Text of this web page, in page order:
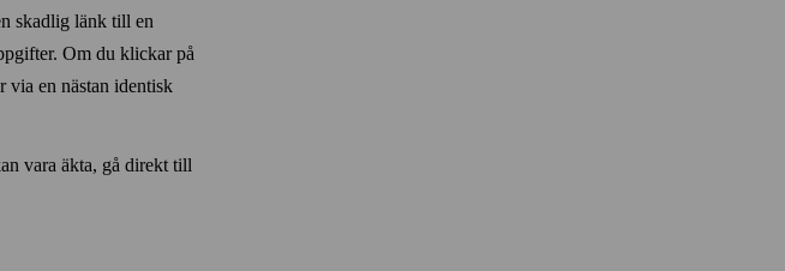
skadlig länk till en
Om du klickar på
via en nästan identisk
vara äkta, gå direkt till